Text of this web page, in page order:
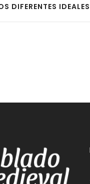
DIFERENTES